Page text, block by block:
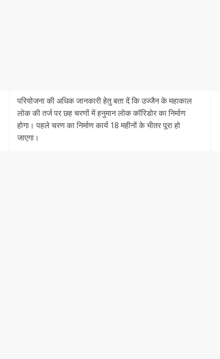
परियोजना की अधिक जानकारी हेतु बता दें कि उज्जैन के महाकाल
लोक की तर्ज पर छह चरणों में हनुमान लोक कॉरिडोर का निर्माण
होगा। पहले चरण का निर्माण कार्य 18 महीनों के भीतर पूरा हो
जाएगा।